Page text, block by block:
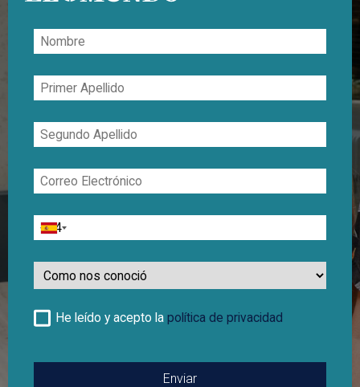
Nombre
Primer
Apellido
Segundo
Apellido
Correo
Electrónico
Teléfono
Como
nos
He leído y acepto la política de privacidad